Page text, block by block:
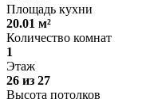
Площадь кухни
20.01 м²
Количество комнат
1
Этаж
26 из 27
Высота потолков